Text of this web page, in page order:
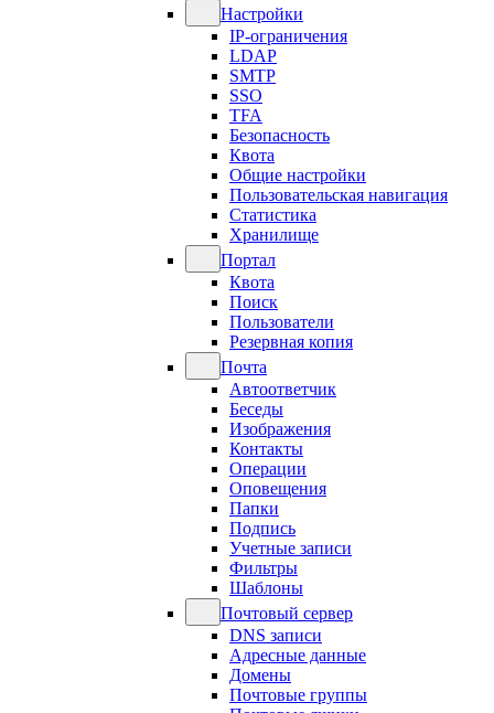
Настройки
IP-ограничения
LDAP
SMTP
SSO
TFA
Безопасность
Квота
Общие настройки
Пользовательская навигация
Статистика
Хранилище
Портал
Квота
Поиск
Пользователи
Резервная копия
Почта
Автоответчик
Беседы
Изображения
Контакты
Операции
Оповещения
Папки
Подпись
Учетные записи
Фильтры
Шаблоны
Почтовый сервер
DNS записи
Адресные данные
Домены
Почтовые группы